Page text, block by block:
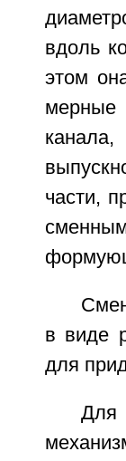
вдоль
этом
мерные
части,
в виде
для
Для